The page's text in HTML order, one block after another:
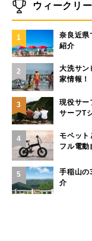
ウィークリ
1
奈良近県
紹介
2
大洗サン
家情報！
3
現役サー
サーフT
4
モペット
フル電動
5
手稲山の
介